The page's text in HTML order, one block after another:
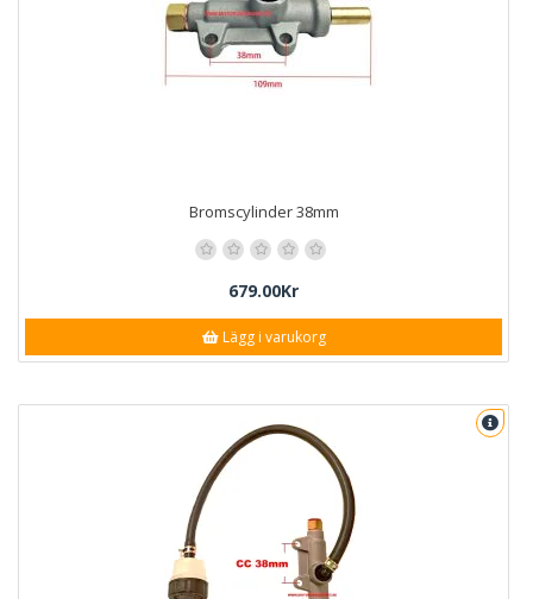
Bromscylinder 38mm
679.00Kr
Lägg i varukorg